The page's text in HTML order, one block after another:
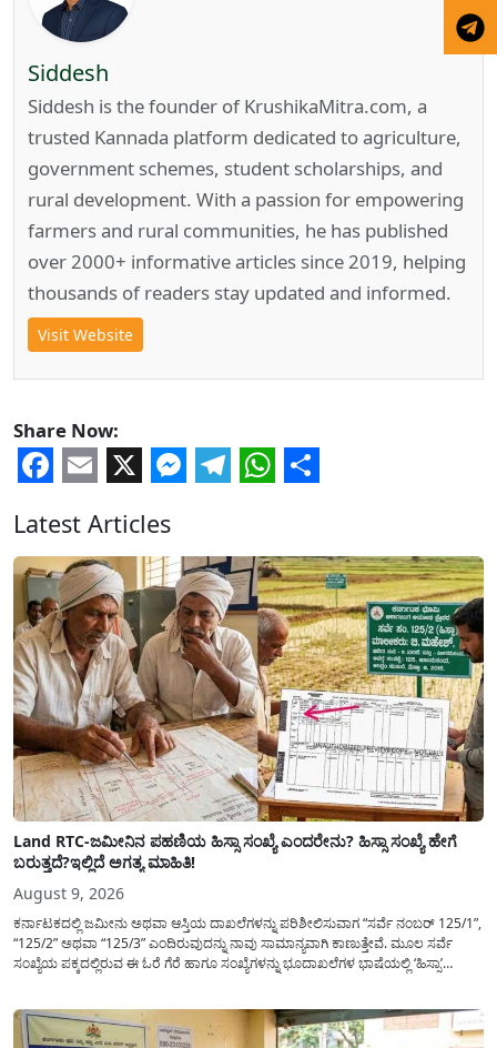
Siddesh
Siddesh is the founder of KrushikaMitra.com, a
trusted Kannada platform dedicated to agriculture,
government schemes, student scholarships, and
rural development. With a passion for empowering
farmers and rural communities, he has published
over 2000+ informative articles since 2019, helping
thousands of readers stay updated and informed.
Visit Website
Share Now:
Latest Articles
Land RTC-ಜಮೀನಿನ ಪಹಣಿಯ ಹಿಸ್ಸಾ ಸಂಖ್ಯೆ ಎಂದರೇನು? ಹಿಸ್ಸಾ ಸಂಖ್ಯೆ ಹೇಗೆ
ಬರುತ್ತದೆ?ಇಲ್ಲಿದೆ ಅಗತ್ಯ ಮಾಹಿತಿ!
August 9, 2026
ಕರ್ನಾಟಕದಲ್ಲಿ ಜಮೀನು ಅಥವಾ ಆಸ್ತಿಯ ದಾಖಲೆಗಳನ್ನು ಪರಿಶೀಲಿಸುವಾಗ “ಸರ್ವೆ ನಂಬರ್ 125/1”,
“125/2” ಅಥವಾ “125/3” ಎಂದಿರುವುದನ್ನು ನಾವು ಸಾಮಾನ್ಯ​ವಾಗಿ ಕಾಣುತ್ತೇವೆ. ಮೂಲ ಸರ್ವೆ
ಸಂಖ್ಯೆಯ ಪಕ್ಕದಲ್ಲಿರುವ ಈ ಓರೆ ಗೆರೆ ಹಾಗೂ ಸಂಖ್ಯೆಗಳನ್ನು ಭೂದಾಖಲೆಗಳ ಭಾಷೆಯಲ್ಲಿ ‘ಹಿಸ್ಸಾ’